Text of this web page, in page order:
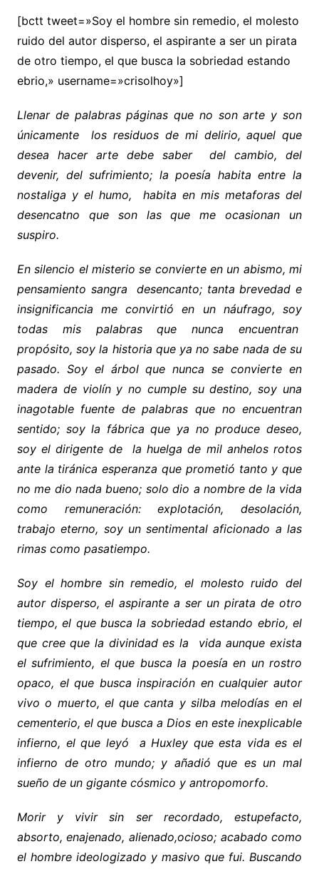
[bctt tweet=»Soy el hombre sin remedio, el molesto
ruido del autor disperso, el aspirante a ser un pirata
de otro tiempo, el que busca la sobriedad estando
ebrio,» username=»crisolhoy»]
Llenar de palabras páginas que no son arte y son
únicamente los residuos de mi delirio, aquel que
desea hacer arte debe saber del cambio, del
devenir, del sufrimiento; la poesía habita entre la
nostaliga y el humo, habita en mis metaforas del
desencatno que son las que me ocasionan un
suspiro.
En silencio el misterio se convierte en un abismo, mi
pensamiento sangra desencanto; tanta brevedad e
insignificancia me convirtió en un náufrago, soy
todas mis palabras que nunca encuentran
propósito, soy la historia que ya no sabe nada de su
pasado. Soy el árbol que nunca se convierte en
madera de violín y no cumple su destino, soy una
inagotable fuente de palabras que no encuentran
sentido; soy la fábrica que ya no produce deseo,
soy el dirigente de la huelga de mil anhelos rotos
ante la tiránica esperanza que prometió tanto y que
no me dio nada bueno; solo dio a nombre de la vida
como remuneración: explotación, desolación,
trabajo eterno, soy un sentimental aficionado a las
rimas como pasatiempo.
Soy el hombre sin remedio, el molesto ruido del
autor disperso, el aspirante a ser un pirata de otro
tiempo, el que busca la sobriedad estando ebrio, el
que cree que la divinidad es la vida aunque exista
el sufrimiento, el que busca la poesía en un rostro
opaco, el que busca inspiración en cualquier autor
vivo o muerto, el que canta y silba melodías en el
cementerio, el que busca a Dios en este inexplicable
infierno, el que leyó a Huxley que esta vida es el
infierno de otro mundo; y añadió que es un mal
sueño de un gigante cósmico y antropomorfo.
Morir y vivir sin ser recordado, estupefacto,
absorto, enajenado, alienado,ocioso; acabado como
el hombre ideologizado y masivo que fui. Buscando